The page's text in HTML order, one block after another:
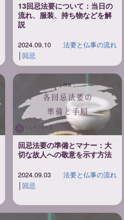
13回忌法要について：当日の
流れ、服装、持ち物などを解
説
2024.09.10
法要と仏事の流れ
回忌
回忌法要の準備とマナー：大
切な故人への敬意を示す方法
2024.09.03
法要と仏事の流れ
│ 回忌